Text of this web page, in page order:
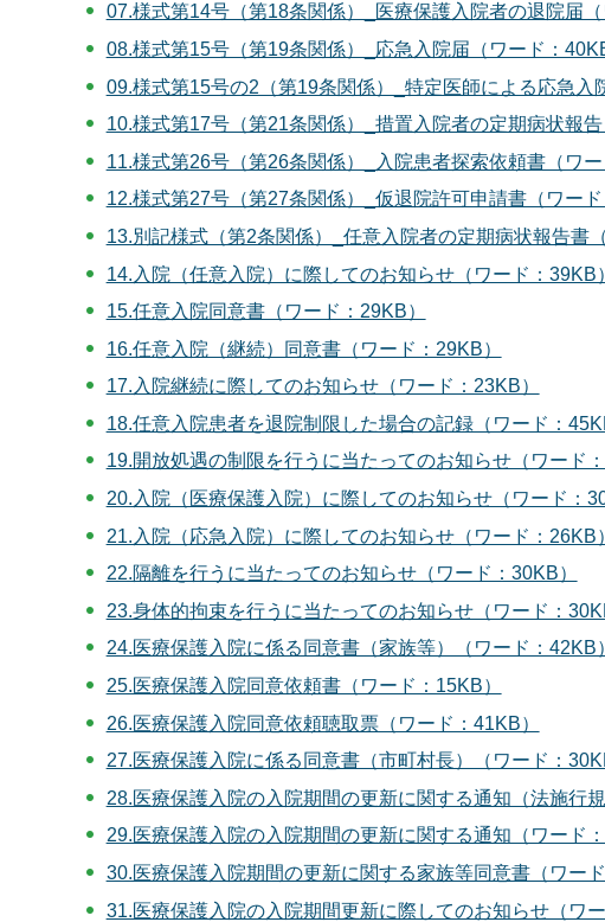
07.様式第14号（第18条関係）_医療保護入院者の退院届（
08.様式第15号（第19条関係）_応急入院届（ワード：
09.様式第15号の2（第19条関係）_特定医師による応急入
10.様式第17号（第21条関係）_措置入院者の定期病状報告
11.様式第26号（第26条関係）_入院患者探索依頼書（ワー
12.様式第27号（第27条関係）_仮退院許可申請書（ワード
13.別記様式（第2条関係）_任意入院者の定期病状報告書
14.入院（任意入院）に際してのお知らせ（ワード：39KB）
15.任意入院同意書（ワード：29KB）
16.任意入院（継続）同意書（ワード：29KB）
17.入院継続に際してのお知らせ（ワード：23KB）
18.任意入院患者を退院制限した場合の記録（ワード：
19.開放処遇の制限を行うに当たってのお知らせ（ワード：
20.入院（医療保護入院）に際してのお知らせ（ワード：
21.入院（応急入院）に際してのお知らせ（ワード：26KB）
22.隔離を行うに当たってのお知らせ（ワード：30KB）
23.身体的拘束を行うに当たってのお知らせ（ワード：
24.医療保護入院に係る同意書（家族等）（ワード：42KB）
25.医療保護入院同意依頼書（ワード：15KB）
26.医療保護入院同意依頼聴取票（ワード：41KB）
27.医療保護入院に係る同意書（市町村長）（ワード：
28.医療保護入院の入院期間の更新に関する通知（法施行
29.医療保護入院の入院期間の更新に関する通知（ワード：
30.医療保護入院期間の更新に関する家族等同意書（ワード
31.医療保護入院の入院期間更新に際してのお知らせ（ワー